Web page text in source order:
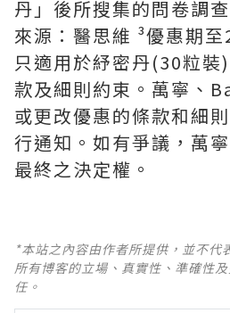
丹」後所搜集的問卷調
來源：醫思維 ³優惠期
只適用於紓密丹(30粒裝
款及細則約束。萬寧、
或更改優惠的條款和細
行通知。如有爭議，萬
最終之決定權。
*本站之內容由作者所提供，並不代
所有博客的立場、真實性、準確性
任。